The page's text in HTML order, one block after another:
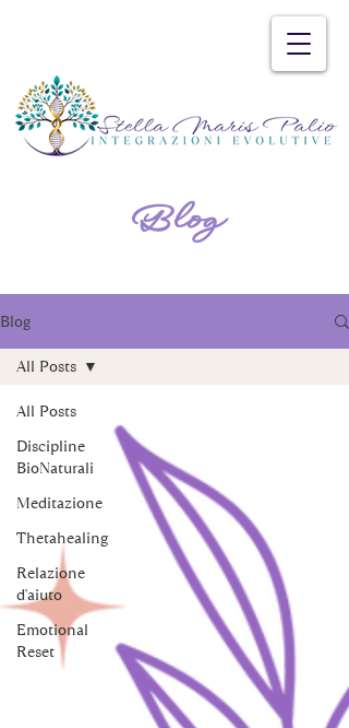
Blog
Blog
All Posts
Discipline
BioNaturali
Meditazione
Thetahealing
Relazione
d'aiuto
Emotional
Reset
All Posts